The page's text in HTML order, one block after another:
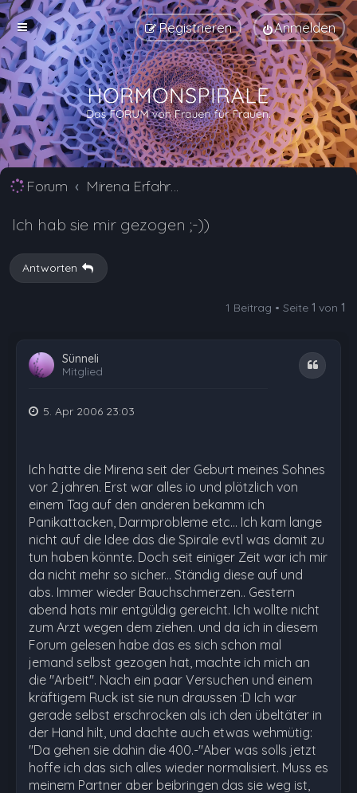
Anmelden
Registrieren
Forum Mirena Erfahrungsberichte und Nebenwirkungen
Ich hab sie mir gezogen ;-))
Antworten
1 Beitrag • Seite 1 von 1
Sünneli
Mitglied
Zitat
5. Apr 2006 23:03
Ich hatte die Mirena seit der Geburt meines Sohnes
vor 2 jahren. Erst war alles io und plötzlich von
einem Tag auf den anderen bekamm ich
Panikattacken, Darmprobleme etc... Ich kam lange
nicht auf die Idee das die Spirale evtl was damit zu
tun haben könnte. Doch seit einiger Zeit war ich mir
da nicht mehr so sicher... Ständig diese auf und
abs. Immer wieder Bauchschmerzen.. Gestern
abend hats mir entgüldig gereicht. Ich wollte nicht
zum Arzt wegen dem ziehen. und da ich in diesem
Forum gelesen habe das es sich schon mal
jemand selbst gezogen hat, machte ich mich an
die "Arbeit". Nach ein paar Versuchen und einem
kräftigem Ruck ist sie nun draussen :D Ich war
gerade selbst erschrocken als ich den übeltäter in
der Hand hilt, und dachte auch etwas wehmütig:
"Da gehen sie dahin die 400.-"Aber was solls jetzt
hoffe ich das sich alles wieder normalisiert. Muss es
meinem Partner aber beibringen das sie weg ist,